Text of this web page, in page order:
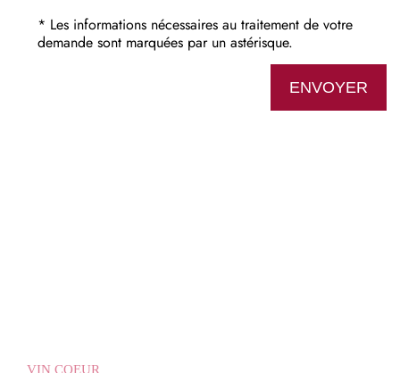
* Les informations nécessaires au traitement de votre
demande sont marquées par un astérisque.
ENVOYER
VIN COEUR